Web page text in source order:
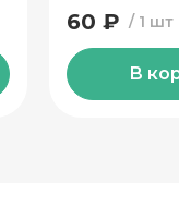
1 шт
60 ₽
В